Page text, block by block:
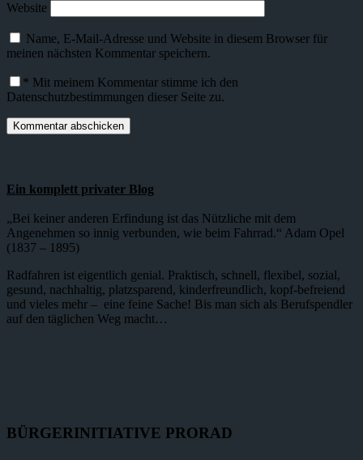
Website
Name, E-Mail-Adresse und Website in diesem Browser für
meinen nächsten Kommentar speichern.
* Mit meinem Kommentar stimme ich den
Datenschutzbestimmungen dieser Seite zu.
Ein komplett privater Blog
„Bei keiner anderen Erfindung ist das Nützliche mit dem
Angenehmen so innig verbunden, wie beim Fahrrad.“ Adam Opel
(1837 – 1895)
Radfahren ist eigentlich genial. Praktisch, schnell, flexibel, sozial,
gesund, nachhaltig, platzsparend, kinderfreundlich, kopf-befreiend
und vieles mehr – eine feine Sache! Bis man sich als Berufspendler
auf den täglichen Weg macht…
BÜRGERINITIATIVE PRORAD